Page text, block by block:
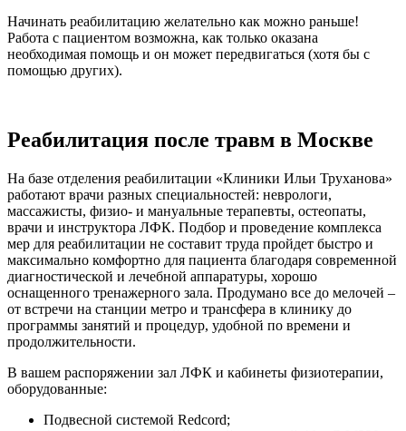
Начинать реабилитацию желательно как можно раньше!
Работа с пациентом возможна, как только оказана
необходимая помощь и он может передвигаться (хотя бы с
помощью других).
Реабилитация после травм в Москве
На базе отделения реабилитации «Клиники Ильи Труханова»
работают врачи разных специальностей: неврологи,
массажисты, физио- и мануальные терапевты, остеопаты,
врачи и инструктора ЛФК. Подбор и проведение комплекса
мер для реабилитации не составит труда пройдет быстро и
максимально комфортно для пациента благодаря современной
диагностической и лечебной аппаратуры, хорошо
оснащенного тренажерного зала. Продумано все до мелочей –
от встречи на станции метро и трансфера в клинику до
программы занятий и процедур, удобной по времени и
продолжительности.
В вашем распоряжении зал ЛФК и кабинеты физиотерапии,
оборудованные:
Подвесной системой Redcord;